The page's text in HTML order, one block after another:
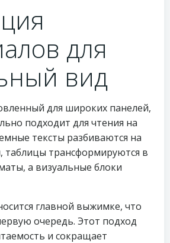
для
вид
для широких панелей,
подходит для чтения на
тексты разбиваются на
таблицы трансформируются в
а визуальные блоки
главной выжимке, что
очередь. Этот подход
и сокращает